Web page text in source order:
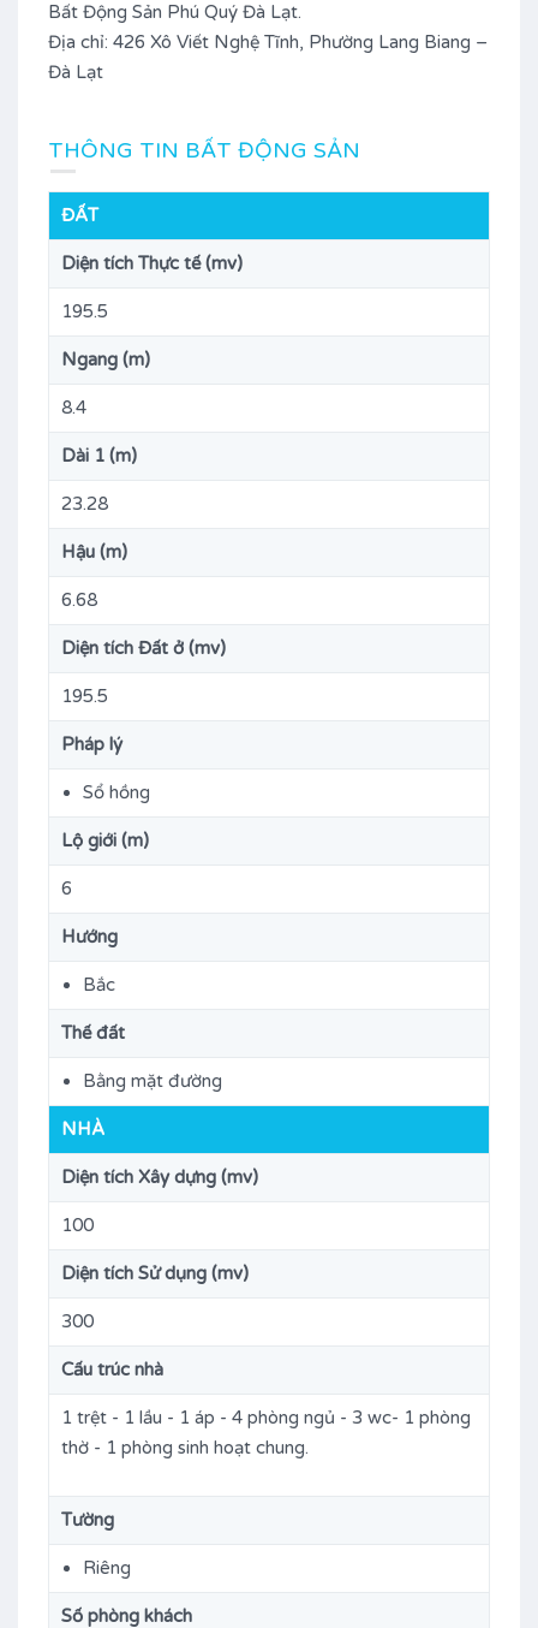
Bất Động Sản Phú Quý Đà Lạt.
Địa chỉ: 426 Xô Viết Nghệ Tĩnh, Phường Lang Biang –
Đà Lạt
THÔNG TIN BẤT ĐỘNG SẢN
ĐẤT
Diện tích Thực tế (mv)
195.5
Ngang (m)
8.4
Dài 1 (m)
23.28
Hậu (m)
6.68
Diện tích Đất ở (mv)
195.5
Pháp lý
Sổ hồng
Lộ giới (m)
6
Hướng
Bắc
Thế đất
Bằng mặt đường
NHÀ
Diện tích Xây dựng (mv)
100
Diện tích Sử dụng (mv)
300
Cấu trúc nhà
1 trệt - 1 lầu - 1 áp - 4 phòng ngủ - 3 wc- 1 phòng
thờ - 1 phòng sinh hoạt chung.
Tường
Riêng
Số phòng khách